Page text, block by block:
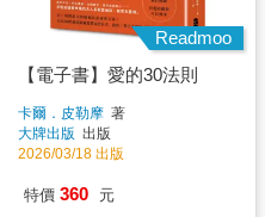
Readmoo
【電子書】愛的30法則
卡爾．皮勒摩 著
大牌出版 出版
2026/03/18 出版
特價 360 元